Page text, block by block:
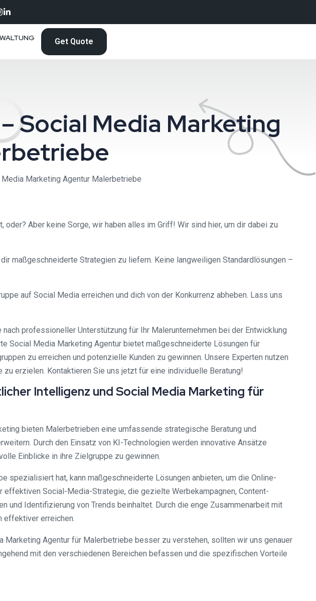
Get Quote
Social Media Marketing
Marketing Agentur Malerbetriebe
Aber keine Sorge, wir haben alles im Griff! Wir sind hier, um dir dabei zu
maßgeschneiderte Strategien zu liefern. Keine langweiligen Standardlösungen –
auf Social Media erreichen und dich von der Konkurrenz abheben. Lass uns
nach professioneller Unterstützung für Ihr Malerunternehmen bei der Entwicklung
Social Media Marketing Agentur bietet maßgeschneiderte Lösungen für
zu erreichen und potenzielle Kunden zu gewinnen. Unsere Experten nutzen
erzielen. Kontaktieren Sie uns jetzt für eine individuelle Beratung!
Intelligenz und Social Media Marketing für
bieten Malerbetrieben eine umfassende strategische Beratung und
Durch den Einsatz von KI-Technologien werden innovative Ansätze
Einblicke in ihre Zielgruppe zu gewinnen.
spezialisiert hat, kann maßgeschneiderte Lösungen anbieten, um die Online-
Social-Media-Strategie, die gezielte Werbekampagnen, Content-
und Identifizierung von Trends beinhaltet. Durch die enge Zusammenarbeit mit
effektiver erreichen.
Agentur für Malerbetriebe besser zu verstehen, sollten wir uns genauer
mit den verschiedenen Bereichen befassen und die spezifischen Vorteile